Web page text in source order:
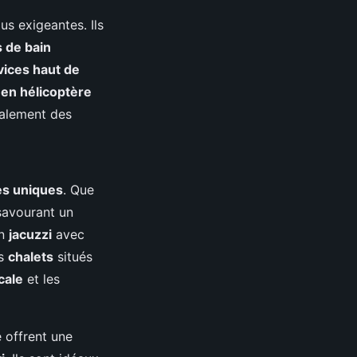
exigeantes. Ils
de bain
haut de
hélicoptère
des
uniques. Que
un
jacuzzi avec
chalets situés
et les
offrent une